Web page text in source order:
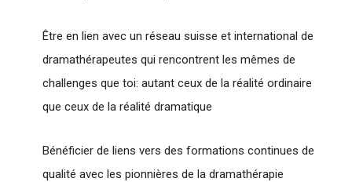
Être en lien avec un réseau suisse et international de
dramathérapeutes qui rencontrent les mêmes de
challenges que toi: autant ceux de la réalité ordinaire
que ceux de la réalité dramatique
Bénéficier de liens vers des formations continues de
qualité avec les pionnières de la dramathérapie